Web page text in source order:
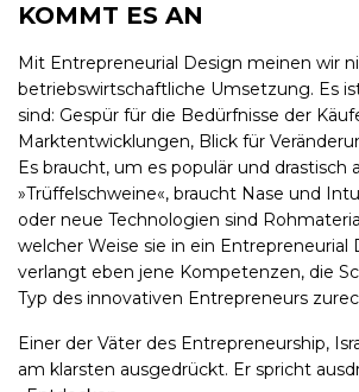
KOMMT ES AN
Mit Entrepreneurial Design meinen wir
betriebswirtschaftliche Umsetzung. Es
sind: Gespür für die Bedürfnisse der
Marktentwicklungen, Blick für
Es braucht, um es populär und drastisch
»Trüffelschweine«, braucht Nase und
oder neue Technologien sind
welcher Weise sie in ein Entrepreneurial
verlangt eben jene Kompetenzen, die
Typ des innovativen Entrepreneurs
Einer der Väter des Entrepreneurship,
am klarsten ausgedrückt. Er spricht